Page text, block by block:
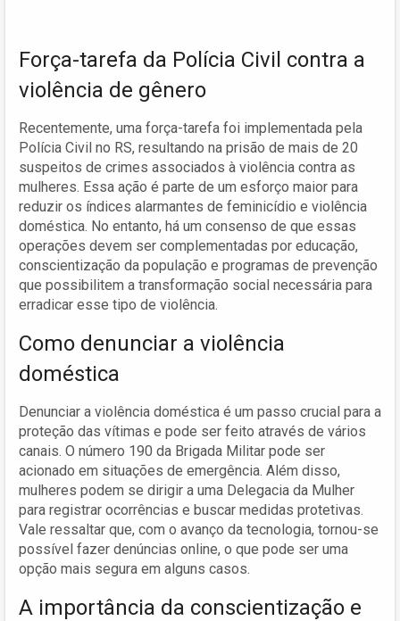
Força-tarefa da Polícia Civil contra a
violência de gênero
Recentemente, uma força-tarefa foi implementada pela
Polícia Civil no RS, resultando na prisão de mais de 20
suspeitos de crimes associados à violência contra as
mulheres. Essa ação é parte de um esforço maior para
reduzir os índices alarmantes de feminicídio e violência
doméstica. No entanto, há um consenso de que essas
operações devem ser complementadas por educação,
conscientização da população e programas de prevenção
que possibilitem a transformação social necessária para
erradicar esse tipo de violência.
Como denunciar a violência
doméstica
Denunciar a violência doméstica é um passo crucial para a
proteção das vítimas e pode ser feito através de vários
canais. O número 190 da Brigada Militar pode ser
acionado em situações de emergência. Além disso,
mulheres podem se dirigir a uma Delegacia da Mulher
para registrar ocorrências e buscar medidas protetivas.
Vale ressaltar que, com o avanço da tecnologia, tornou-se
possível fazer denúncias online, o que pode ser uma
opção mais segura em alguns casos.
A importância da conscientização e